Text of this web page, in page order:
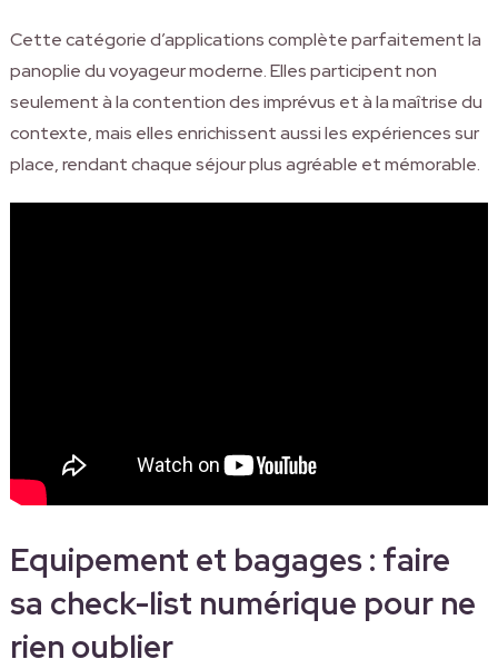
Cette catégorie d’applications complète parfaitement la
panoplie du voyageur moderne. Elles participent non
seulement à la contention des imprévus et à la maîtrise du
contexte, mais elles enrichissent aussi les expériences sur
place, rendant chaque séjour plus agréable et mémorable.
Equipement et bagages : faire
sa check-list numérique pour ne
rien oublier